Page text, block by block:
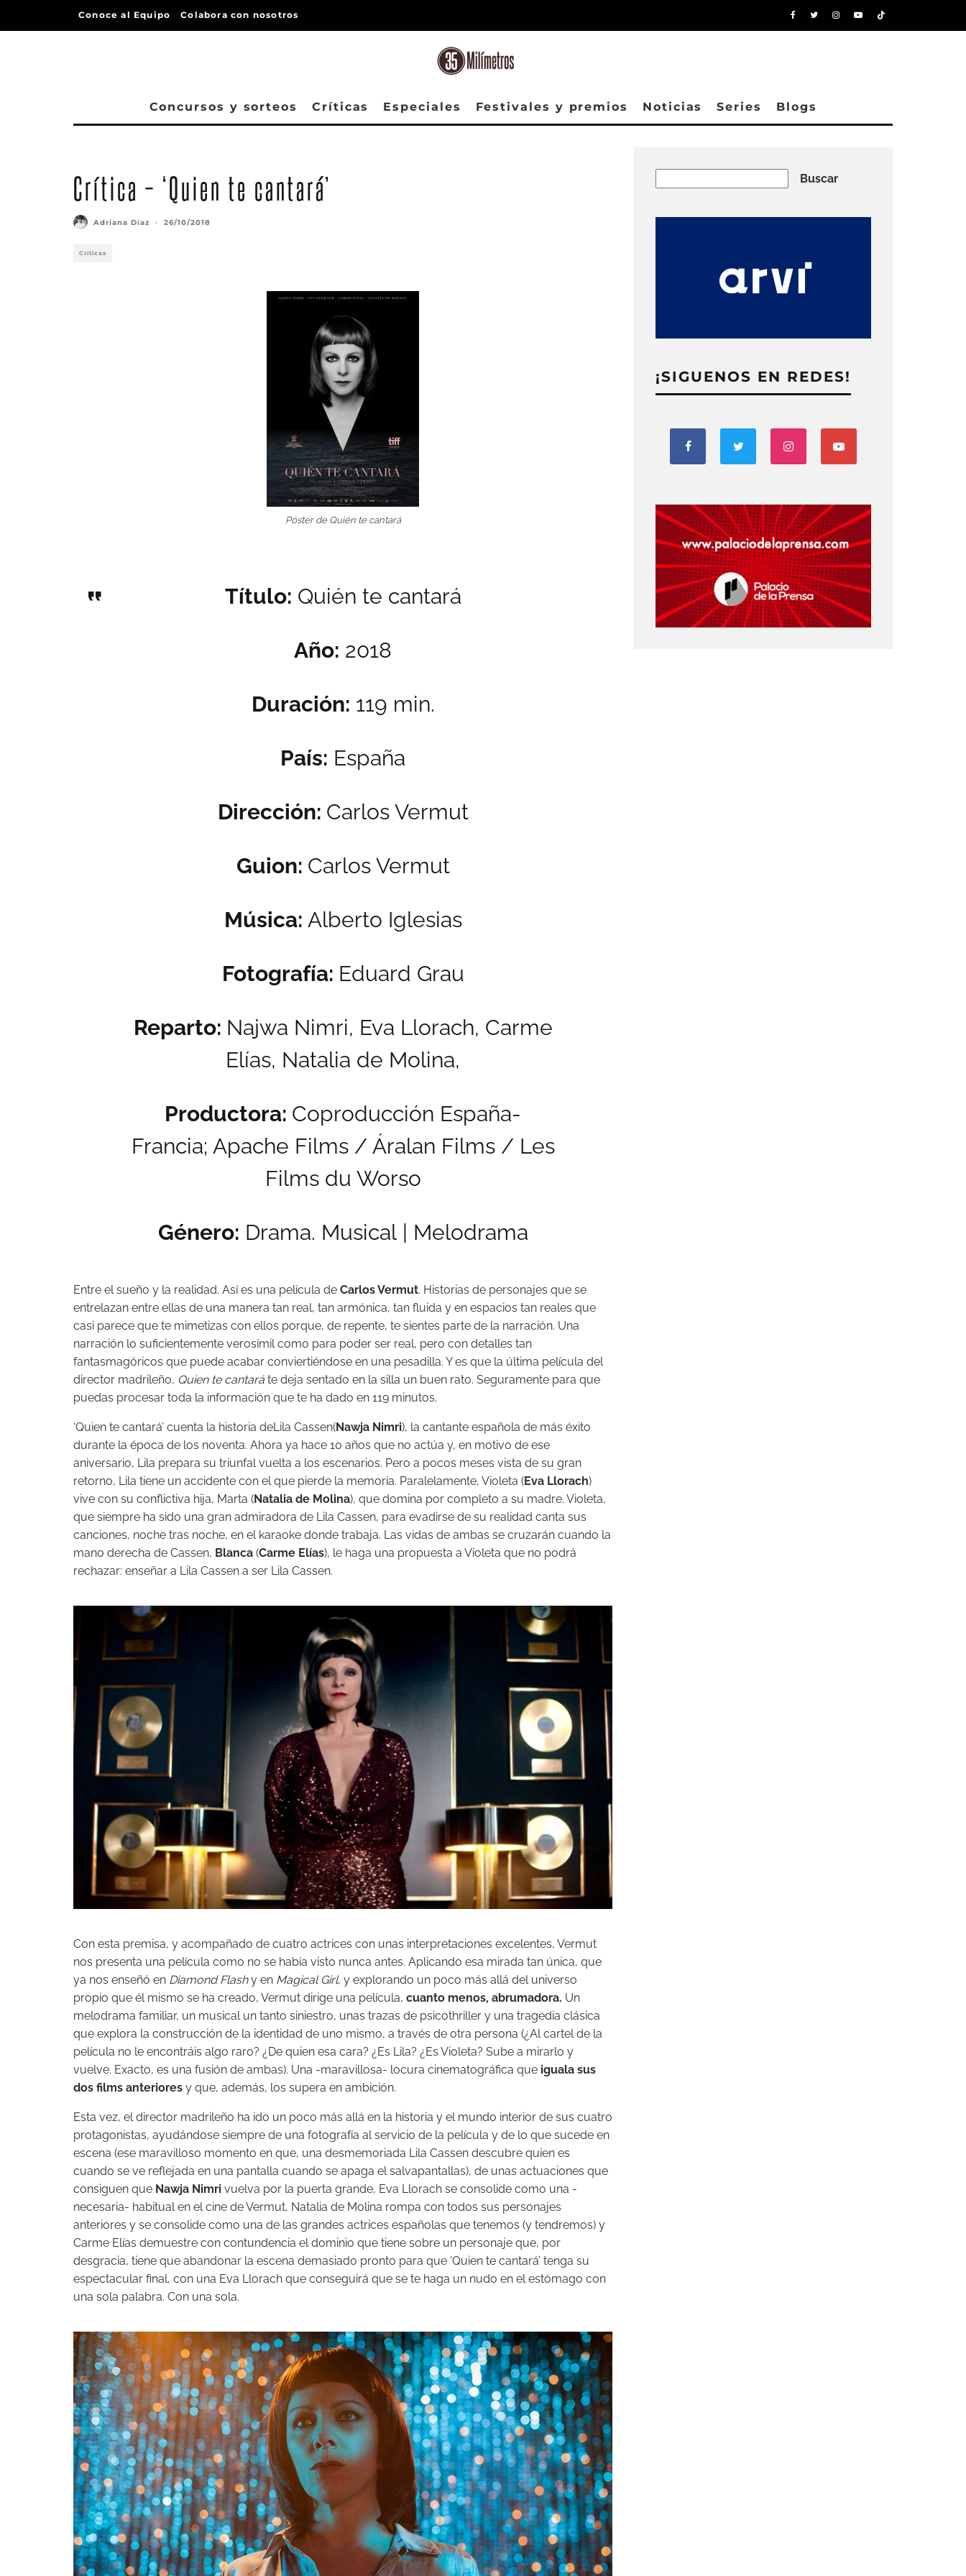
Conoce al Equipo Colabora con nosotros
Concursos y sorteos Críticas Especiales Festivales y premios Noticias Series Blogs
Crítica – ‘Quien te cantará’
Adriana Díaz · 26/10/2018
Críticas
Póster de Quién te cantará
Título: Quién te cantará
Año: 2018
Duración: 119 min.
País: España
Dirección: Carlos Vermut
Guion: Carlos Vermut
Música: Alberto Iglesias
Fotografía: Eduard Grau
Reparto: Najwa Nimri, Eva Llorach, Carme
Elías, Natalia de Molina,
Productora: Coproducción España-
Francia; Apache Films / Áralan Films / Les
Films du Worso
Género: Drama. Musical | Melodrama
Entre el sueño y la realidad. Así es una película de Carlos Vermut. Historias de personajes que se
entrelazan entre ellas de una manera tan real, tan armónica, tan fluida y en espacios tan reales que
casi parece que te mimetizas con ellos porque, de repente, te sientes parte de la narración. Una
narración lo suficientemente verosímil como para poder ser real, pero con detalles tan
fantasmagóricos que puede acabar conviertiéndose en una pesadilla. Y es que la última película del
director madrileño, Quien te cantará te deja sentado en la silla un buen rato. Seguramente para que
puedas procesar toda la información que te ha dado en 119 minutos.
‘Quien te cantará’ cuenta la historia deLila Cassen(Nawja Nimri), la cantante española de más éxito
durante la época de los noventa. Ahora ya hace 10 años que no actúa y, en motivo de ese
aniversario, Lila prepara su triunfal vuelta a los escenarios. Pero a pocos meses vista de su gran
retorno, Lila tiene un accidente con el que pierde la memoria. Paralelamente, Violeta (Eva Llorach)
vive con su conflictiva hija, Marta (Natalia de Molina), que domina por completo a su madre. Violeta,
que siempre ha sido una gran admiradora de Lila Cassen, para evadirse de su realidad canta sus
canciones, noche tras noche, en el karaoke donde trabaja. Las vidas de ambas se cruzarán cuando la
mano derecha de Cassen, Blanca (Carme Elías), le haga una propuesta a Violeta que no podrá
rechazar: enseñar a Lila Cassen a ser Lila Cassen.
Con esta premisa, y acompañado de cuatro actrices con unas interpretaciones excelentes, Vermut
nos presenta una película como no se había visto nunca antes. Aplicando esa mirada tan única, que
ya nos enseñó en Diamond Flashy en Magical Girl, y explorando un poco más allá del universo
propio que él mismo se ha creado, Vermut dirige una película, cuanto menos, abrumadora. Un
melodrama familiar, un musical un tanto siniestro, unas trazas de psicothriller y una tragedia clásica
que explora la construcción de la identidad de uno mismo, a través de otra persona (¿Al cartel de la
película no le encontráis algo raro? ¿De quien esa cara? ¿Es Lila? ¿Es Violeta? Sube a mirarlo y
vuelve. Exacto, es una fusión de ambas). Una -maravillosa- locura cinematográfica que iguala sus
dos films anteriores y que, además, los supera en ambición.
Esta vez, el director madrileño ha ido un poco más allá en la historia y el mundo interior de sus cuatro
protagonistas, ayudándose siempre de una fotografía al servicio de la película y de lo que sucede en
escena (ese maravilloso momento en que, una desmemoriada Lila Cassen descubre quien es
cuando se ve reflejada en una pantalla cuando se apaga el salvapantallas), de unas actuaciones que
consiguen que Nawja Nimri vuelva por la puerta grande, Eva Llorach se consolide como una -
necesaria- habitual en el cine de Vermut, Natalia de Molina rompa con todos sus personajes
anteriores y se consolide como una de las grandes actrices españolas que tenemos (y tendremos) y
Carme Elías demuestre con contundencia el dominio que tiene sobre un personaje que, por
desgracia, tiene que abandonar la escena demasiado pronto para que ‘Quien te cantará’ tenga su
espectacular final, con una Eva Llorach que conseguirá que se te haga un nudo en el estómago con
una sola palabra. Con una sola.
Buscar
¡SIGUENOS EN REDES!